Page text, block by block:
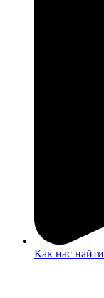
Как нас найти